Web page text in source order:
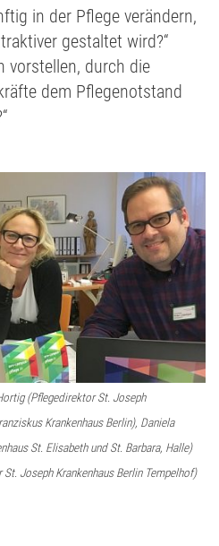
in der Pflege verändern,
gestaltet wird?“
vorstellen, durch die
dem Pflegenotstand
(Pflegedirektor St. Joseph
Krankenhaus Berlin), Daniela
St. Elisabeth und St. Barbara, Halle)
Joseph Krankenhaus Berlin Tempelhof)